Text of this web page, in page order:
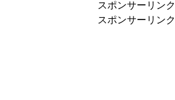
スポンサーリンク
スポンサーリンク